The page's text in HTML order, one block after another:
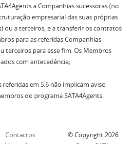
a Companhias sucessoras (no
empresarial das suas próprias
ou a terceiros, e a transferir os contratos
para as referidas Companhias
terceiros para esse fim. Os Membros
com antecedência;
referidas em 5.6 não implicam aviso
do programa SATA4Agents.
Contactos
© Copyright2026